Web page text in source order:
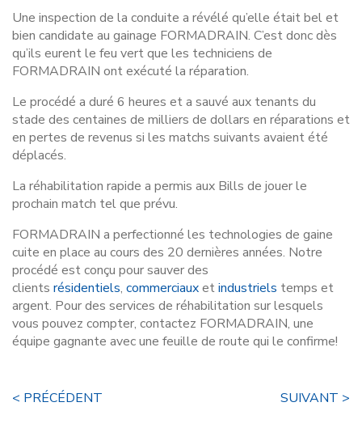
Une inspection de la conduite a révélé qu’elle était bel et
bien candidate au gainage FORMADRAIN. C’est donc dès
qu’ils eurent le feu vert que les techniciens de
FORMADRAIN ont exécuté la réparation.
Le procédé a duré 6 heures et a sauvé aux tenants du
stade des centaines de milliers de dollars en réparations et
en pertes de revenus si les matchs suivants avaient été
déplacés.
La réhabilitation rapide a permis aux Bills de jouer le
prochain match tel que prévu.
FORMADRAIN a perfectionné les technologies de gaine
cuite en place au cours des 20 dernières années. Notre
procédé est conçu pour sauver des
clients résidentiels, commerciauxetindustriels temps et
argent. Pour des services de réhabilitation sur lesquels
vous pouvez compter, contactez FORMADRAIN, une
équipe gagnante avec une feuille de route qui le confirme!
< PRÉCÉDENT SUIVANT >